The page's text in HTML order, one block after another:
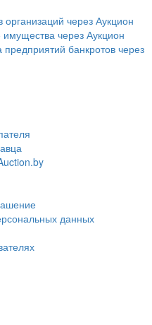
организаций через Аукцион
имущества через Аукцион
банкротов через
данных